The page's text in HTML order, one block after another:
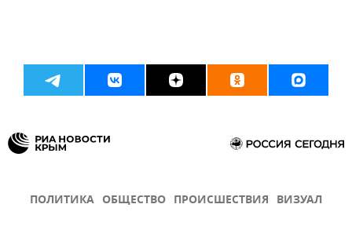
ПОЛИТИКА ОБЩЕСТВО ПРОИСШЕСТВИЯ ВИЗУАЛ